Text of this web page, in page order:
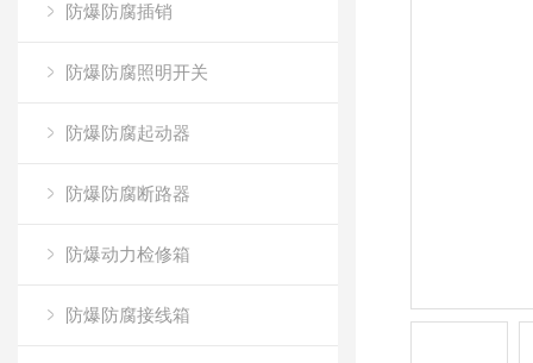
防爆防腐插销
防爆防腐照明开关
防爆防腐起动器
防爆防腐断路器
防爆动力检修箱
防爆防腐接线箱